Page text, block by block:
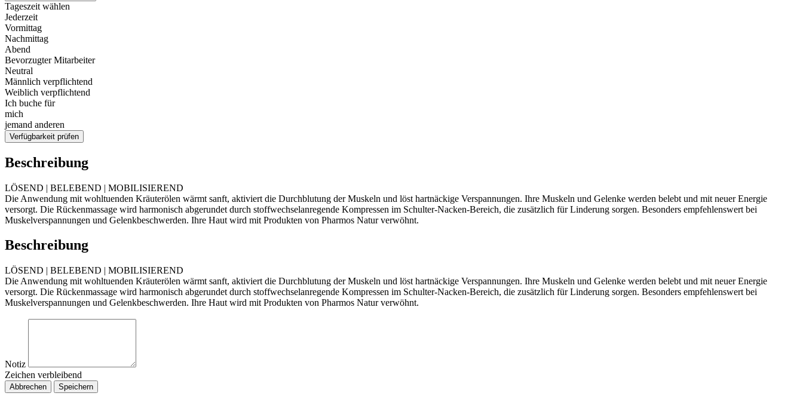
Tageszeit wählen
Jederzeit
Vormittag
Nachmittag
Abend
Bevorzugter Mitarbeiter
Neutral
Männlich verpflichtend
Weiblich verpflichtend
Ich buche für
mich
jemand anderen
Verfügbarkeit prüfen
Beschreibung
LÖSEND | BELEBEND | MOBILISIEREND
Die Anwendung mit wohltuenden Kräuterölen wärmt sanft, aktiviert die Durchblutung der Muskeln und löst hartnäckige Verspannungen. Ihre Muskeln und Gelenke werden belebt und mit neuer Energie
versorgt. Die Rückenmassage wird harmonisch abgerundet durch stoffwechselanregende Kompressen im Schulter-Nacken-Bereich, die zusätzlich für Linderung sorgen. Besonders empfehlenswert bei
Muskelverspannungen und Gelenkbeschwerden. Ihre Haut wird mit Produkten von Pharmos Natur verwöhnt.
Beschreibung
LÖSEND | BELEBEND | MOBILISIEREND
Die Anwendung mit wohltuenden Kräuterölen wärmt sanft, aktiviert die Durchblutung der Muskeln und löst hartnäckige Verspannungen. Ihre Muskeln und Gelenke werden belebt und mit neuer Energie
versorgt. Die Rückenmassage wird harmonisch abgerundet durch stoffwechselanregende Kompressen im Schulter-Nacken-Bereich, die zusätzlich für Linderung sorgen. Besonders empfehlenswert bei
Muskelverspannungen und Gelenkbeschwerden. Ihre Haut wird mit Produkten von Pharmos Natur verwöhnt.
Notiz
Zeichen verbleibend
Abbrechen Speichern